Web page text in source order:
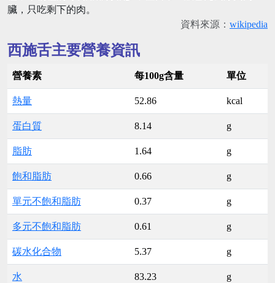
臟，只吃剩下的肉。
資料來源： wikipedia
西施舌主要營養資訊
營養素 每100g含量 單位
熱量 52.86 kcal
蛋白質 8.14 g
脂肪 1.64 g
飽和脂肪 0.66 g
單元不飽和脂肪 0.37 g
多元不飽和脂肪 0.61 g
碳水化合物 5.37 g
水 83.23 g